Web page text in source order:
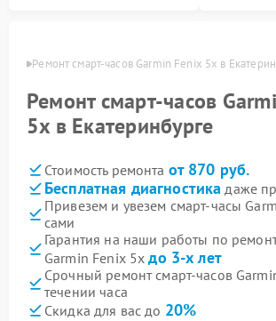
Ремонт смарт-часов Garmin Fenix 5x в
Ремонт смарт-часов
5x в Екатеринбурге
Стоимость ремонта от 870 руб.
Бесплатная диагностика даже
Привезем и увезем смарт-часы
сами
Гарантия на наши работы по
Garmin Fenix 5xдо 3-х лет
Срочный ремонт смарт-часов
течении часа
Скидка для вас до 20%